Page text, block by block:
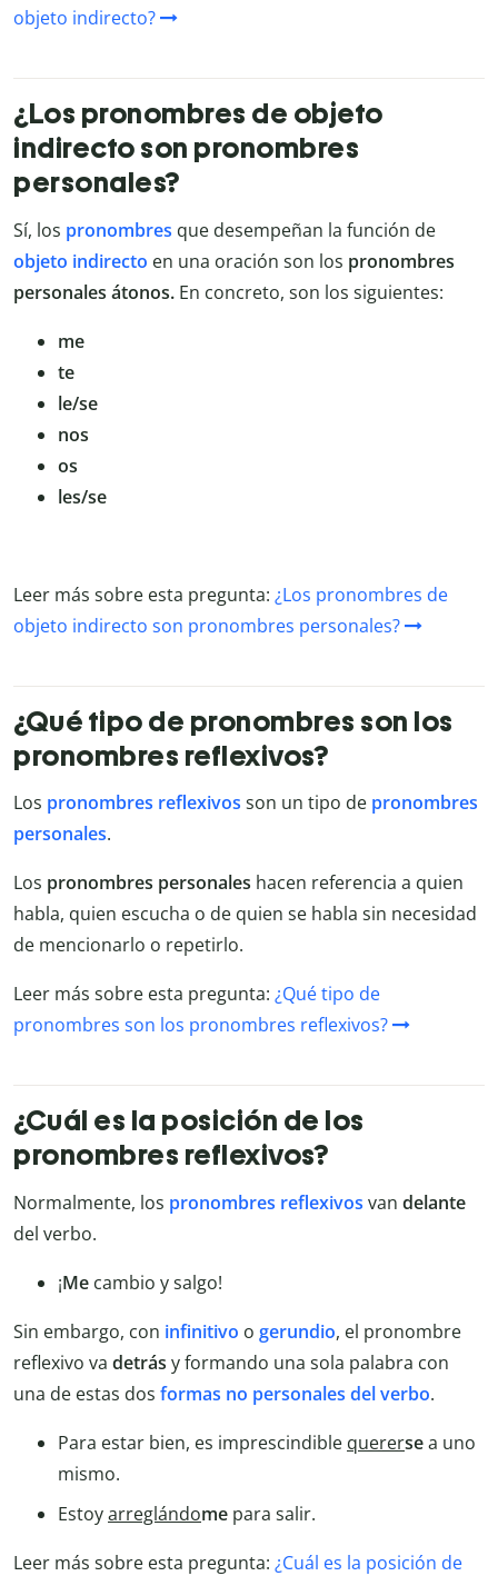
objeto indirecto?
¿Los pronombres de objeto
indirecto son pronombres
personales?
Sí, los pronombres que desempeñan la función de
objeto indirecto en una oración son los pronombres
personales átonos. En concreto, son los siguientes:
me
te
le/se
nos
os
les/se
Leer más sobre esta pregunta: ¿Los pronombres de
objeto indirecto son pronombres personales?
¿Qué tipo de pronombres son los
pronombres reflexivos?
Los pronombres reflexivos son un tipo de pronombres
personales.
Los pronombres personales hacen referencia a quien
habla, quien escucha o de quien se habla sin necesidad
de mencionarlo o repetirlo.
Leer más sobre esta pregunta: ¿Qué tipo de
pronombres son los pronombres reflexivos?
¿Cuál es la posición de los
pronombres reflexivos?
Normalmente, los pronombres reflexivos van delante
del verbo.
¡Me cambio y salgo!
Sin embargo, con infinitivo o gerundio, el pronombre
reflexivo va detrás y formando una sola palabra con
una de estas dos formas no personales del verbo.
Para estar bien, es imprescindible querersea uno
mismo.
Estoyarreglándome para salir.
Leer más sobre esta pregunta: ¿Cuál es la posición de